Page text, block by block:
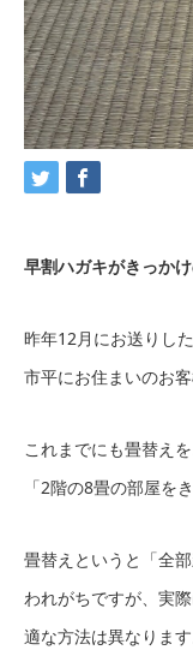
早割ハガキがきっか
昨年12月にお送りし
市平にお住まいのお
これまでにも畳替え
「2階の8畳の部屋を
畳替えというと「全
われがちですが、実
適な方法は異なります